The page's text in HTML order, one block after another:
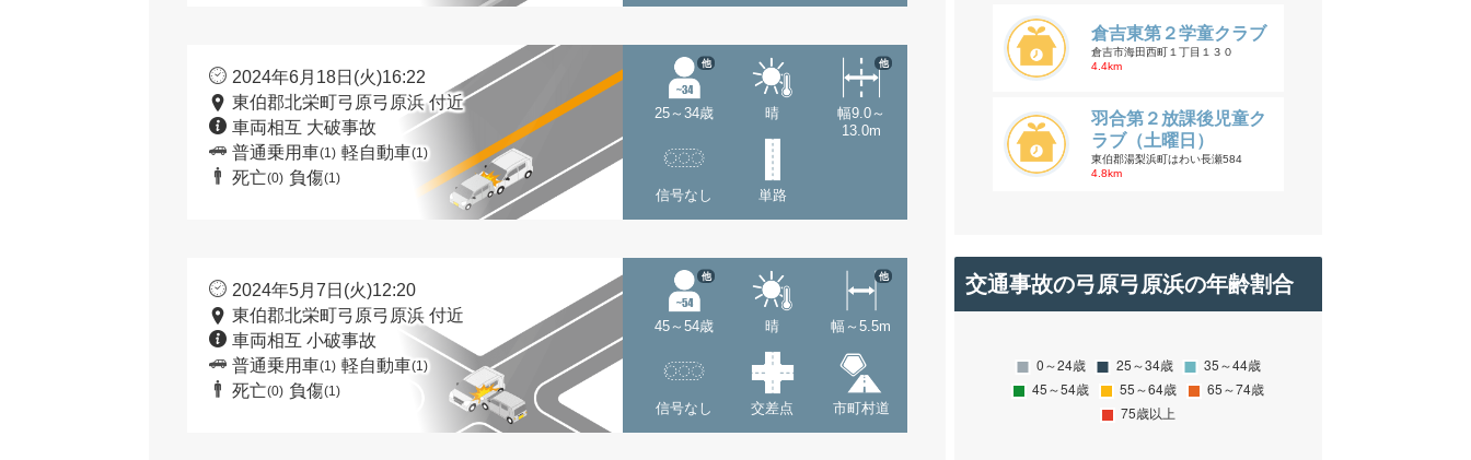
2024年6月18日(火)16:22
東伯郡北栄町弓原弓原浜 付近
車両相互 大破事故
普通乗用車(1) 軽自動車(1)
死亡(0) 負傷(1)
25～34歳
他
晴
幅9.0～
13.0m
他
信号なし 単路
2024年5月7日(火)12:20
東伯郡北栄町弓原弓原浜 付近
車両相互 小破事故
普通乗用車(1) 軽自動車(1)
死亡(0) 負傷(1)
45～54歳
他
晴 幅～5.5m
他
信号なし 交差点 市町村道
倉吉東第２学童クラブ
倉吉市海田西町１丁目１３０
4.4km
羽合第２放課後児童ク
ラブ（土曜日）
東伯郡湯梨浜町はわい長瀬584
4.8km
交通事故の弓原弓原浜の年齢割合